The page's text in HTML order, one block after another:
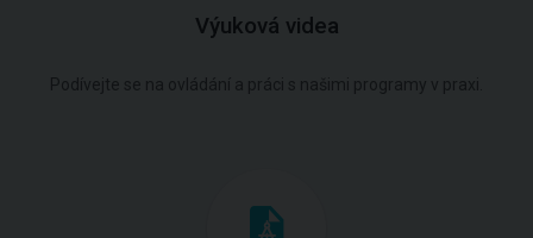
Výuková videa
Podívejte se na ovládání a práci s našimi programy v praxi.